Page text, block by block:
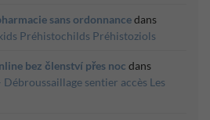
sans ordonnancedans
Préhistochilds Préhistoziols
bez členství přes noc dans
sentier accès Les